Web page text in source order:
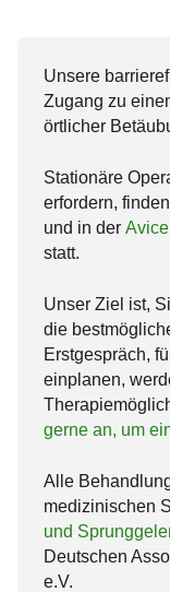
Unsere
Zugang zu
örtlicher
Stationäre
erfordern,
und in der
statt.
Unser Ziel ist,
die
Erstgespräch,
einplanen,
gerne an, um
Alle
medizinischen
und
Deutschen
e.V.